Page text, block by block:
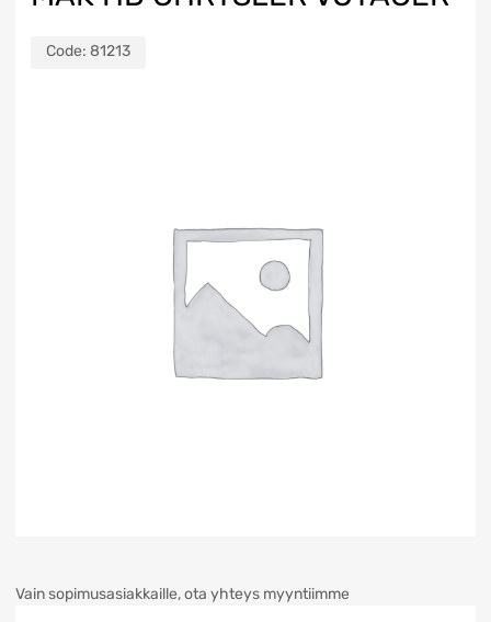
Code: 81213
Vain sopimusasiakkaille, ota yhteys myyntiimme